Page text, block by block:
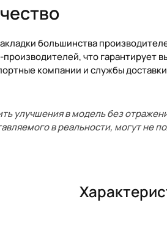
большинства
что гарантирует
компании и службы
улучшения в модель без
в реальности, могут не